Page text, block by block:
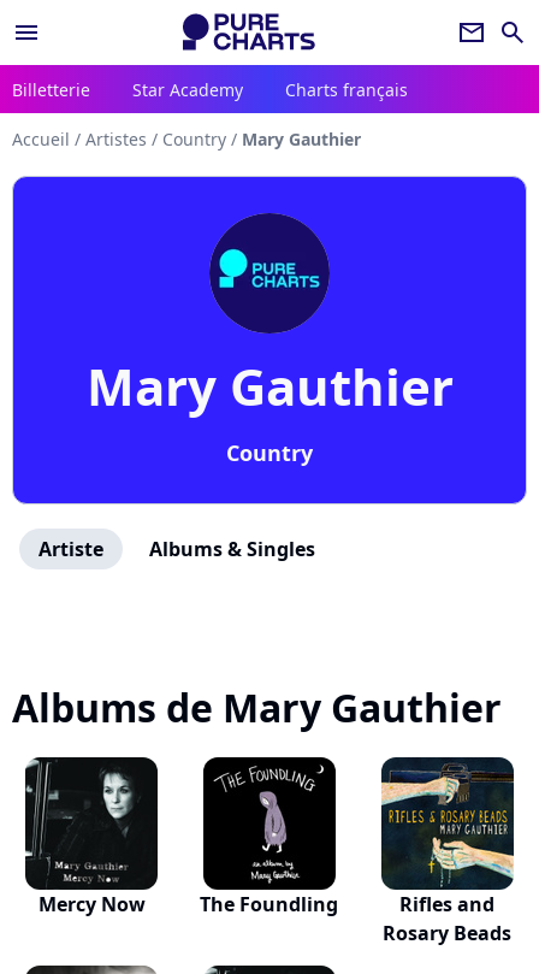
menu newsletter search
Billetterie Star Academy Charts français
Accueil / Artistes / Country / Mary Gauthier
Mary Gauthier
Country
Artiste Albums & Singles
Albums de Mary Gauthier
Mercy Now The Foundling
Rifles and
Rosary Beads